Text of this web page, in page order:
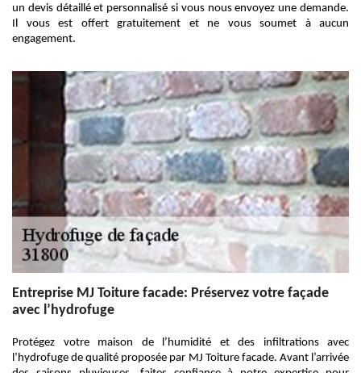
un devis détaillé et personnalisé si vous nous envoyez une demande.
Il vous est offert gratuitement et ne vous soumet à aucun
engagement.
Entreprise MJ Toiture facade: Préservez votre façade
avec l’hydrofuge
Protégez votre maison de l’humidité et des infiltrations avec
l’hydrofuge de qualité proposée par MJ Toiture facade. Avant l’arrivée